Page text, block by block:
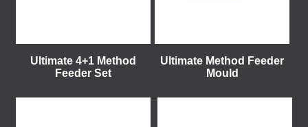
Ultimate 4+1 Method
Feeder Set
Ultimate Method Feeder
Mould